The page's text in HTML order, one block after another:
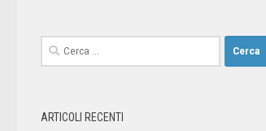
ARTICOLI RECENTI